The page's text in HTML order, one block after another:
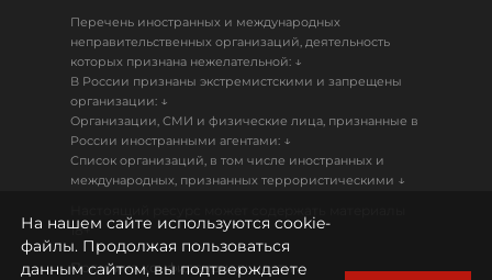
Перечень иностранных и международных
неправительственных организаций, деятельность
которых признана нежелательной: ↓
В России признаны экстремистскими и запрещены
организации: ↓
Организации, СМИ и физические лица, признанные в
России иностранными агентами: ↓
Список организаций, в том числе иностранных и
международных, признанных террористическими ↓
18+
Политика конфиденциальности
На нашем сайте используются cookie-
файлы. Продолжая пользоваться
данным сайтом, вы подтверждаете